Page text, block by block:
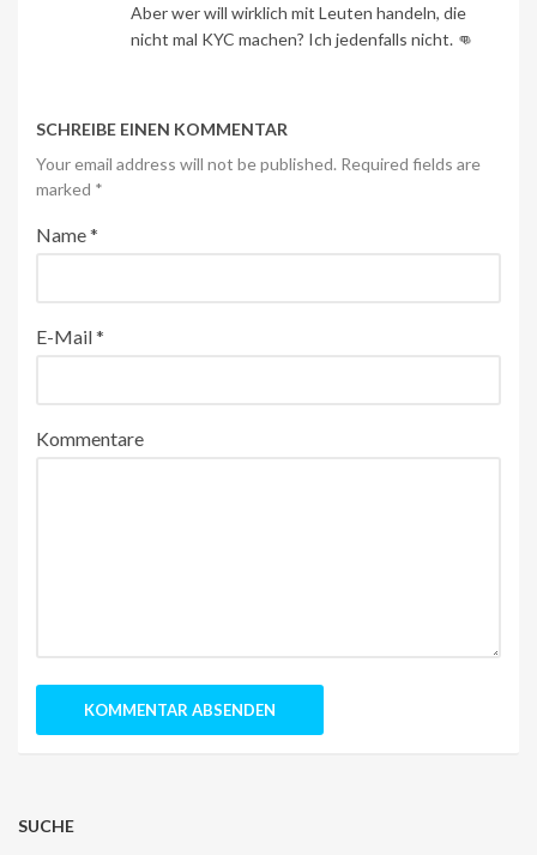
Aber wer will wirklich mit Leuten handeln, die
nicht mal KYC machen? Ich jedenfalls nicht. 👊
SCHREIBE EINEN KOMMENTAR
Your email address will not be published. Required fields are
marked *
Name*
E-Mail*
Kommentare
SUCHE